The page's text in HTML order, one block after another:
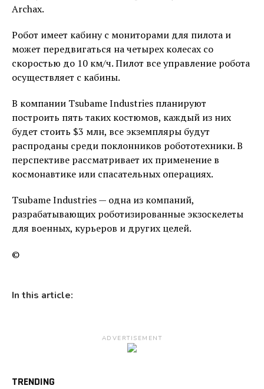
Archax.
Робот имеет кабину с мониторами для пилота и
может передвигаться на четырех колесах со
скоростью до 10 км/ч. Пилот все управление робота
осуществляет с кабины.
В компании Tsubame Industries планируют
построить пять таких костюмов, каждый из них
будет стоить $3 млн, все экземпляры будут
распроданы среди поклонников робототехники. В
перспективе рассматривает их применение в
космонавтике или спасательных операциях.
Tsubame Industries — одна из компаний,
разрабатывающих роботизированные экзоскелеты
для военных, курьеров и других целей.
©
In this article:
ADVERTISEMENT
TRENDING